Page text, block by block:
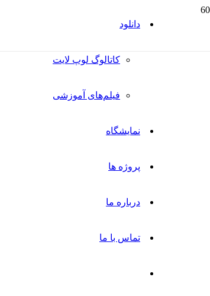
دانلود
کاتالوگ‌ لوپ لایت
فیلم‌های آموزشی
نمایشگاه
پروژه ها
درباره ما
تماس با ما